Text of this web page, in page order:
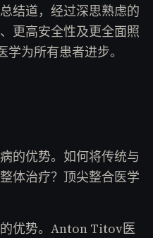
结道，经过深思熟虑的
更高安全性及更全面照
为所有患者进步。
的优势。如何将传统与
体治疗？顶尖整合医学
优势。Anton Titov医